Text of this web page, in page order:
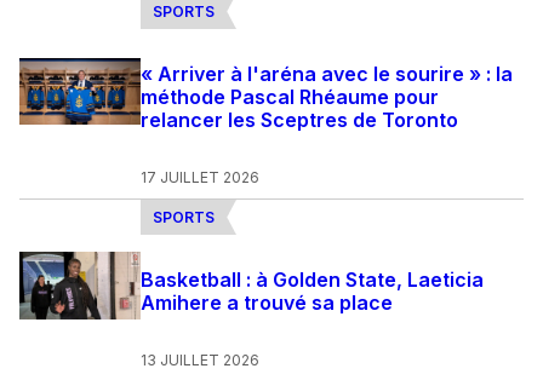
SPORTS
« Arriver à l'aréna avec le sourire » : la
méthode Pascal Rhéaume pour
relancer les Sceptres de Toronto
17 JUILLET 2026
SPORTS
Basketball : à Golden State, Laeticia
Amihere a trouvé sa place
13 JUILLET 2026